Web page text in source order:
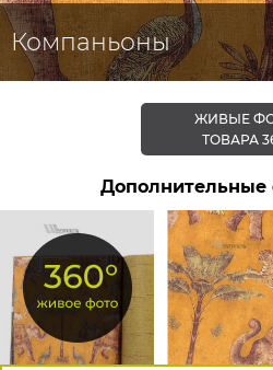
Компаньоны
ЖИВЫЕ
ТОВАРА
Дополнительные